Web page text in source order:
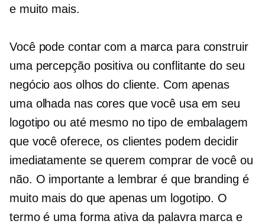
e muito mais.
Você pode contar com a marca para construir
uma percepção positiva ou conflitante do seu
negócio aos olhos do cliente. Com apenas
uma olhada nas cores que você usa em seu
logotipo ou até mesmo no tipo de embalagem
que você oferece, os clientes podem decidir
imediatamente se querem comprar de você ou
não. O importante a lembrar é que branding é
muito mais do que apenas um logotipo. O
termo é uma forma ativa da palavra marca e